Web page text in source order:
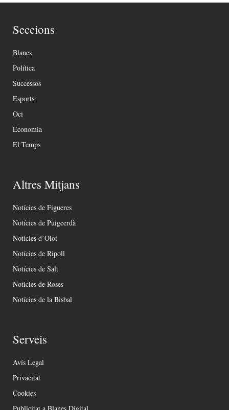
Seccions
Blanes
Política
Successos
Esports
Oci
Economia
El Temps
Altres Mitjans
Notícies de Figueres
Notícies de Puigcerdà
Notícies d’Olot
Notícies de Ripoll
Notícies de Salt
Notícies de Roses
Notícies de la Bisbal
Serveis
Avís Legal
Privacitat
Cookies
Publicitat a Blanes Digital